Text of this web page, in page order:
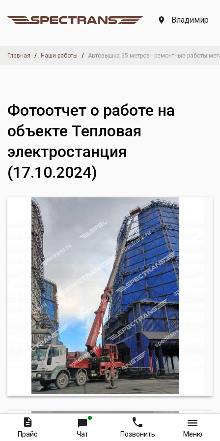
Владимир
Главная Наши работы Автовышка 65 метров - ремонтные работы
Фотоотчет о работе на
объекте Тепловая
электростанция
(17.10.2024)
Прайс Чат Позвонить Меню